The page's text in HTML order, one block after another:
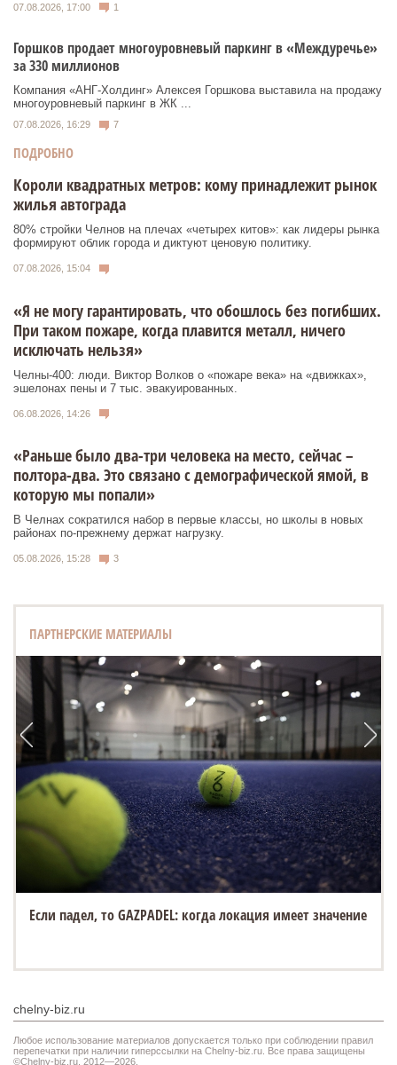
07.08.2026, 17:00 1
Горшков продает многоуровневый паркинг в «Междуречье»
за 330 миллионов
Компания «АНГ-Холдинг» Алексея Горшкова выставила на продажу
многоуровневый паркинг в ЖК ...
07.08.2026, 16:29 7
ПОДРОБНО
Короли квадратных метров: кому принадлежит рынок
жилья автограда
80% стройки Челнов на плечах «четырех китов»: как лидеры рынка
формируют облик города и диктуют ценовую политику.
07.08.2026, 15:04
«Я не могу гарантировать, что обошлось без погибших.
При таком пожаре, когда плавится металл, ничего
исключать нельзя»
Челны-400: люди. Виктор Волков о «пожаре века» на «движках»,
эшелонах пены и 7 тыс. эвакуированных.
06.08.2026, 14:26
«Раньше было два-три человека на место, сейчас –
полтора-два. Это связано с демографической ямой, в
которую мы попали»
В Челнах сократился набор в первые классы, но школы в новых
районах по-прежнему держат нагрузку.
05.08.2026, 15:28 3
ПАРТНЕРСКИЕ МАТЕРИАЛЫ
Если падел, то GAZPADEL: когда локация имеет значение
chelny-biz.ru
Любое использование материалов допускается только при соблюдении правил
перепечатки при наличии гиперссылки на Chelny-biz.ru. Все права защищены
©Chelny-biz.ru. 2012—2026.